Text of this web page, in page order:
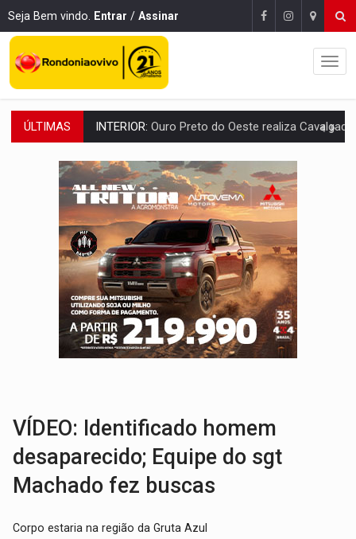
Seja Bem vindo. Entrar / Assinar
ÚLTIMAS DESENVOLVIMENTO:Ideb avança nos anos iniciais do ensino
VULGO 'UNIÃO':Chefe de facção criminosa é preso durante
Publicação Legal: CONVOCAÇÃO DAS ELEIÇÕES:
RO EMPREENDEDORA:2ª edição da feira começa nesta quinta-feira (6) no
FORTALECIMENTO:Contratação de novos servidores reforça equipes do Cad
VÍDEO:Condutor de carro avança cruzamento e deixa
'OS OLHOS DO BRASIL':Emanuel Neri transforma indignação e esperança em
SOB INVESTIGAÇÃO:Dentista de PVH é denunciado por transmitir HIV
VÍDEO: Identificado homem
desaparecido; Equipe do sgt
Machado fez buscas
Corpo estaria na região da Gruta Azul